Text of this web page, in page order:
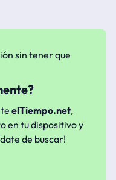
sin tener que
elTiempo.net,
en tu dispositivo y
de buscar!